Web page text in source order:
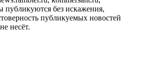
публикуются без искажения,
публикуемых новостей
несёт.